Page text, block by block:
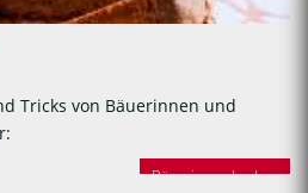
Tricks von Bäuerinnen und
Bäuerinnen backen